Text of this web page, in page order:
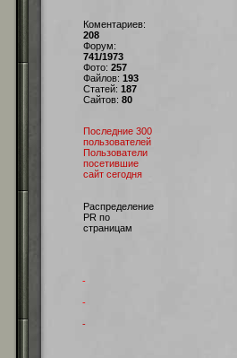
Коментариев:
208
Форум:
741/1973
Фото: 257
Файлов: 193
Статей: 187
Сайтов: 80
Последние 300
пользователей
Пользователи
посетившие
сайт сегодня
Распределение
PR по
страницам
-
-
-